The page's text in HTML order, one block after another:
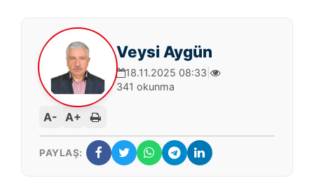
Veysi Aygün
18.11.2025 08:33
341 okunma
A- A+
PAYLAŞ: